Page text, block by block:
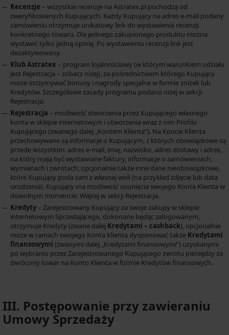
Recenzje – wszystkie recenzje na Astratex.pl pochodzą od
zweryfikowanych Kupujących. Każdy Kupujący na adres e-mail podany
zamówieniu otrzymuje unikatowy link do wystawienia recenzji
konkretnego towaru. Dla jednego zakupionego produktu można
wystawić tylko jedną opinię. Po wystawieniu recenzji link jest
dezaktywowany.
Klub Astratex – program lojalnościowy (w którym warunkiem udziału
jest Rejestracja – zobacz niżej), za pośrednictwem którego Kupujący
może otrzymywać bonusy i nagrody specjalne w formie zniżek lub
Kredytów. Szczegółowe zasady programu podano niżej w sekcji
Rejestracja.
Rejestracja – możliwość stworzenia przez Kupującego własnego
konta w sklepie internetowym i utworzenia wraz z nim Profilu
Kupującego (zwanego dalej „Kontem Klienta”). Na Koncie Klienta
przechowywane są informacje o Kupującym, z których obowiązkowe są
przede wszystkim: adres e-mail, imię, nazwisko, adres dostawy i adres,
na który mają być wystawiane faktury, informacje o zamówieniach,
wymianach i zwrotach; opcjonalnie także inne dane nieobowiązkowe,
które Kupujący poda sam z własnej woli (na przykład zdjęcie lub data
urodzenia). Kupujący ma możliwość usunięcia swojego Konta Klienta w
dowolnym momencie. Więcej w sekcji Rejestracja.
Kredyty– Zarejestrowany Kupujący za swoje zakupy w sklepie
internetowym Sprzedającego, dokonane będąc zalogowanym,
otrzymuje Kredyty (zwane dalej Kredytami – cashback), opcjonalnie
może w ramach swojego Konta Klienta dysponować także Kredytami
finansowymi (zwanymi dalej „Kredytami finansowymi”) uzyskanymi
po wybraniu przez Zarejestrowanego Kupującego zwrotu pieniędzy za
zwrócony towar na Konto Klienta w formie Kredytów finansowych.
III. Postępowanie przy zawieraniu
Umowy Sprzedaży